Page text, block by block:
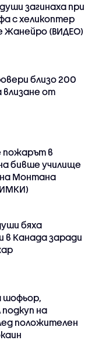
загинаха при
с хеликоптер
Жанейро (ВИДЕО)
близо 200
влизане от
пожарът в
бивше училище
Монтана
бяха
в Канада заради
шофьор,
на
положителен